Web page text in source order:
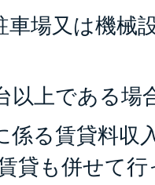
車場又は機械
以上である場
係る賃貸料収
貸も併せて